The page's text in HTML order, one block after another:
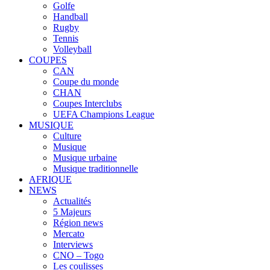
Golfe
Handball
Rugby
Tennis
Volleyball
COUPES
CAN
Coupe du monde
CHAN
Coupes Interclubs
UEFA Champions League
MUSIQUE
Culture
Musique
Musique urbaine
Musique traditionnelle
AFRIQUE
NEWS
Actualités
5 Majeurs
Région news
Mercato
Interviews
CNO – Togo
Les coulisses